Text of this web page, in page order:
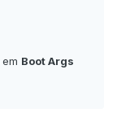
em Boot Args